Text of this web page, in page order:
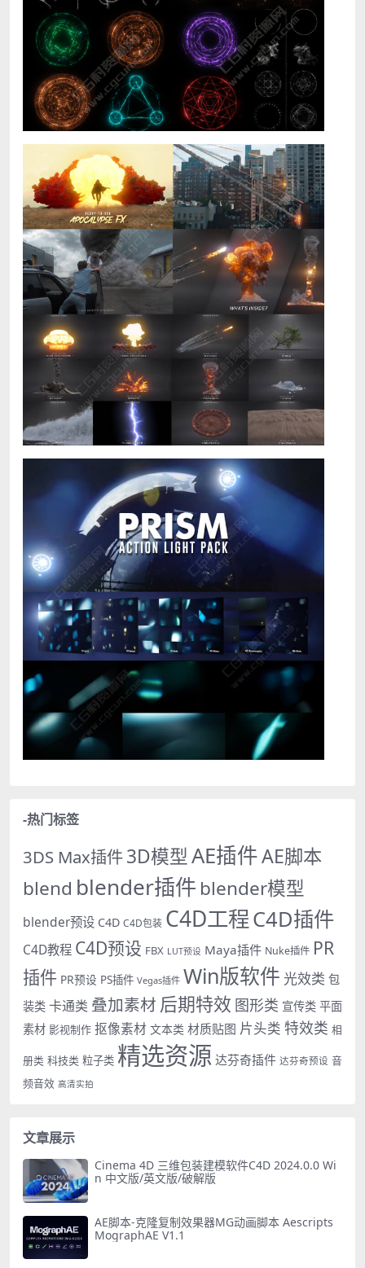
-热门标签
3DS Max插件3D模型AE插件AE脚本
blend blender插件 blender模型
blender预设 C4D C4D包装 C4D工程C4D插件
C4D教程 C4D预设 FBX LUT预设 Maya插件 Nuke插件 PR
插件 PR预设 PS插件 Vegas插件 Win版软件 光效类 包
装类 卡通类 叠加素材 后期特效 图形类 宣传类 平面
素材 影视制作 抠像素材 文本类 材质贴图 片头类 特效类 相
册类 科技类 粒子类 精选资源 达芬奇插件 达芬奇预设 音
频音效 高清实拍
文章展示
Cinema 4D 三维包装建模软件C4D 2024.0.0 Wi
n 中文版/英文版/破解版
AE脚本-克隆复制效果器MG动画脚本 Aescripts
MographAE V1.1